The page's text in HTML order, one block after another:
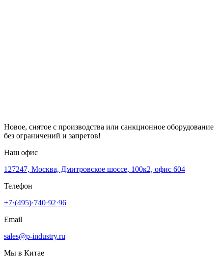
Новое, снятое с производства или санкционное оборудование
без ограничений и запретов!
Наш офис
127247, Москва, Дмитровское шоссе, 100к2, офис 604
Телефон
+7·(495)·740·92·96
Email
sales@p-industry.ru
Мы в Китае